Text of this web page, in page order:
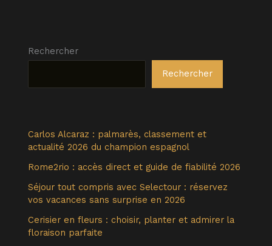
Rechercher
Rechercher
Carlos Alcaraz : palmarès, classement et
actualité 2026 du champion espagnol
Rome2rio : accès direct et guide de fiabilité 2026
Séjour tout compris avec Selectour : réservez
vos vacances sans surprise en 2026
Cerisier en fleurs : choisir, planter et admirer la
floraison parfaite